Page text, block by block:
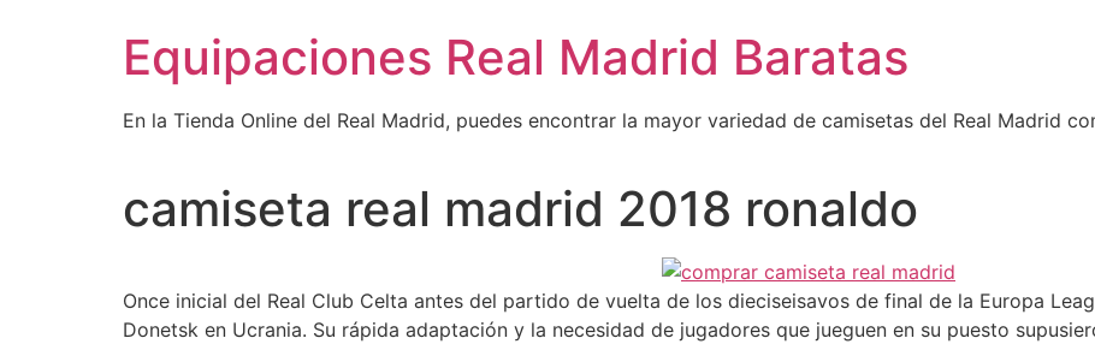
Equipaciones Real Madrid Baratas
En la Tienda Online del Real Madrid, puedes encontrar la mayor variedad de camisetas del Real Madrid
camiseta real madrid 2018 ronaldo
Once inicial del Real Club Celta antes del partido de vuelta de los dieciseisavos de final de la Europa
Donetsk en Ucrania. Su rápida adaptación y la necesidad de jugadores que jueguen en su puesto